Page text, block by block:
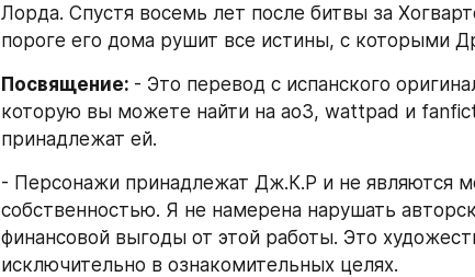
Лорда. Спустя восемь лет после битвы за
пороге его дома рушит все истины, с которыми
Посвящение: - Это перевод с испанского
которую вы можете найти на ao3, wattpad и
принадлежат ей.
- Персонажи принадлежат Дж.К.Р и не являются
собственностью. Я не намерена нарушать
финансовой выгоды от этой работы. Это
исключительно в ознакомительных целях.